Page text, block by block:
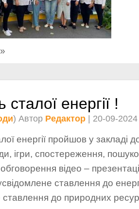
енергії !
) Автор Редактор | 20-09-2024
енергії пройшов у закладі
ігри, спостереження,
відео –
ставлення до
до природних